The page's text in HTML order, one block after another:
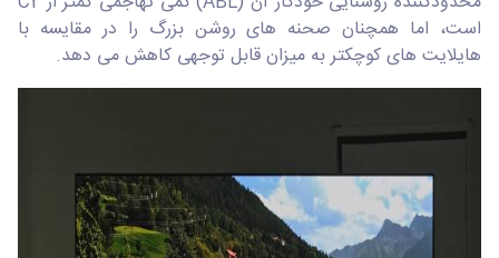
است، اما همچنان صحنه های روشن بزرگ را در مقایسه با
هایلایت های کوچکتر به میزان قابل توجهی کاهش می دهد.